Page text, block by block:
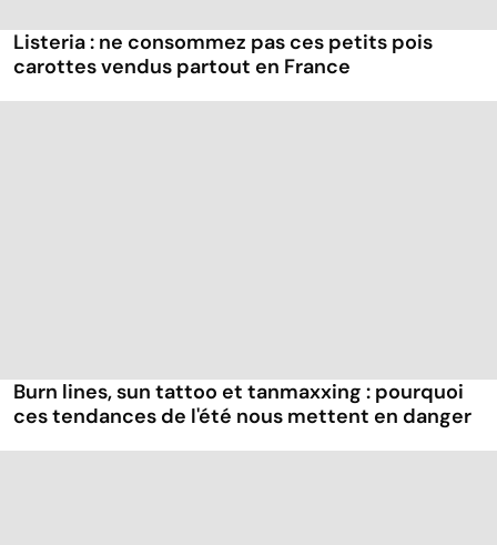
Listeria : ne consommez pas ces petits pois
carottes vendus partout en France
Burn lines, sun tattoo et tanmaxxing : pourquoi
ces tendances de l'été nous mettent en danger